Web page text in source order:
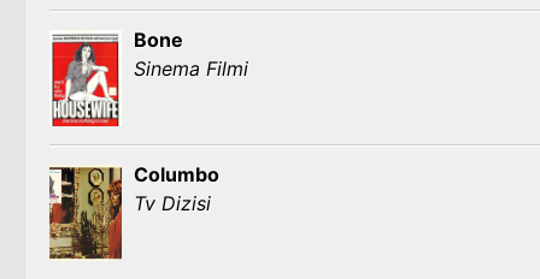
Bone
Sinema Filmi
Columbo
Tv Dizisi